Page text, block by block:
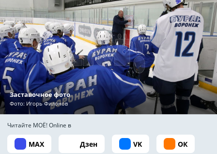
Заставочное фото
Фото: Игорь Филонов
Читайте МОЁ! Online в
MAX Дзен VK ОК